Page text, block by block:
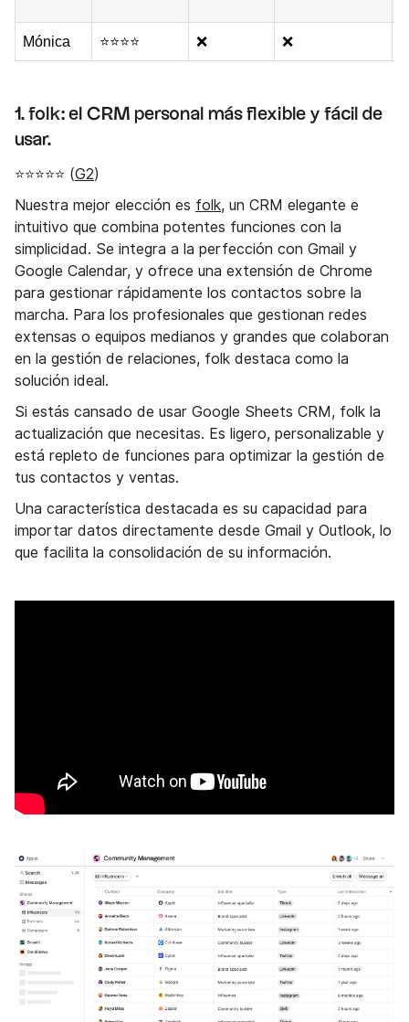
Mónica ⭐⭐⭐⭐ ❌ ❌
1. folk: el CRM personal más flexible y fácil de
usar.
⭐⭐⭐⭐⭐ (G2)
Nuestra mejor elección es folk, un CRM elegante e
intuitivo que combina potentes funciones con la
simplicidad. Se integra a la perfección con Gmail y
Google Calendar, y ofrece una extensión de Chrome
para gestionar rápidamente los contactos sobre la
marcha. Para los profesionales que gestionan redes
extensas o equipos medianos y grandes que colaboran
en la gestión de relaciones, folk destaca como la
solución ideal.
Si estás cansado de usar Google Sheets CRM, folk la
actualización que necesitas. Es ligero, personalizable y
está repleto de funciones para optimizar la gestión de
tus contactos y ventas.
Una característica destacada es su capacidad para
importar datos directamente desde Gmail y Outlook, lo
que facilita la consolidación de su información.